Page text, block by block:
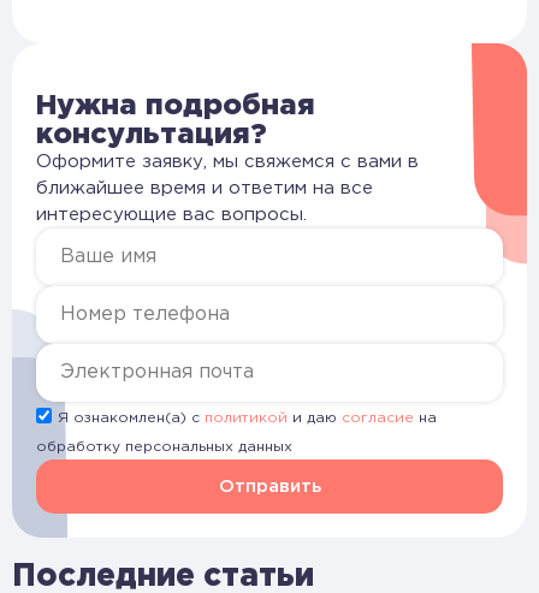
Последние статьи
Нужна подробная
консультация?
Оформите заявку, мы свяжемся с вами в
ближайшее время и ответим на все
интересующие вас вопросы.
Я ознакомлен(а) с политикой и даю согласие на
обработку персональных данных
Отправить